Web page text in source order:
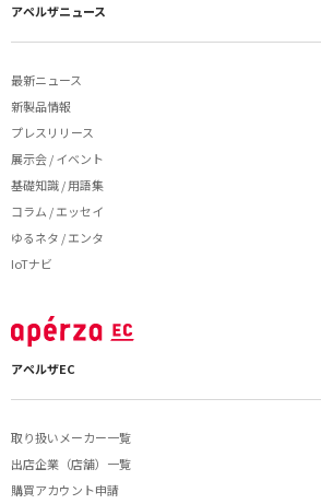
アペルザニュース
最新ニュース
新製品情報
プレスリリース
展示会 / イベント
基礎知識 / 用語集
コラム / エッセイ
ゆるネタ / エンタ
IoTナビ
アペルザEC
取り扱いメーカー一覧
出店企業（店舗）一覧
購買アカウント申請